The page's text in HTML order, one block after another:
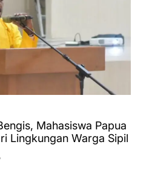
Mahasiswa Papua
Lingkungan Warga Sipil